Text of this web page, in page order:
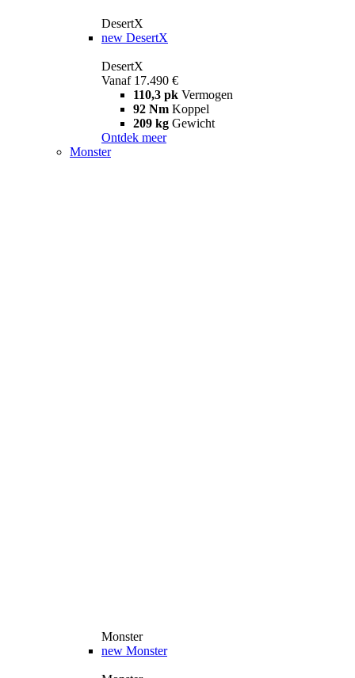
DesertX
new DesertX
DesertX
Vanaf 17.490 €
110,3 pk Vermogen
92 Nm Koppel
209 kg Gewicht
Ontdek meer
Monster
Monster
new Monster